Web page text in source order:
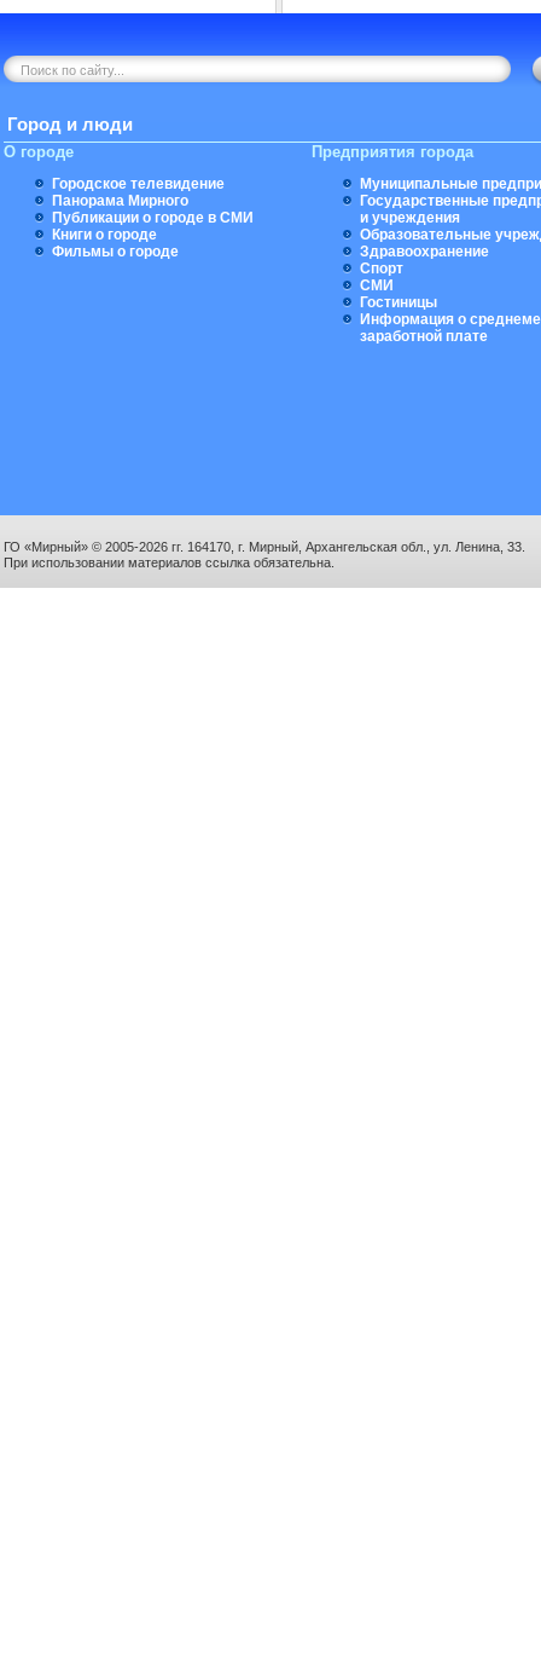
Город и люди
О городе
Городское телевидение
Панорама Мирного
Публикации о городе в СМИ
Книги о городе
Фильмы о городе
Предприятия города
Муниципальные
Государственные
и учреждения
Образовательные
Здравоохранение
Спорт
СМИ
Гостиницы
Информация о
заработной плате
ГО «Мирный» © 2005-2026 гг. 164170, г. Мирный, Архангельская обл., ул. Ленина, 33.
При использовании материалов ссылка обязательна.